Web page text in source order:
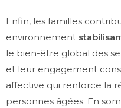
Enfin, les familles
environnement
le bien-être global des
et leur engagement
affective qui renforce la
personnes âgées. En